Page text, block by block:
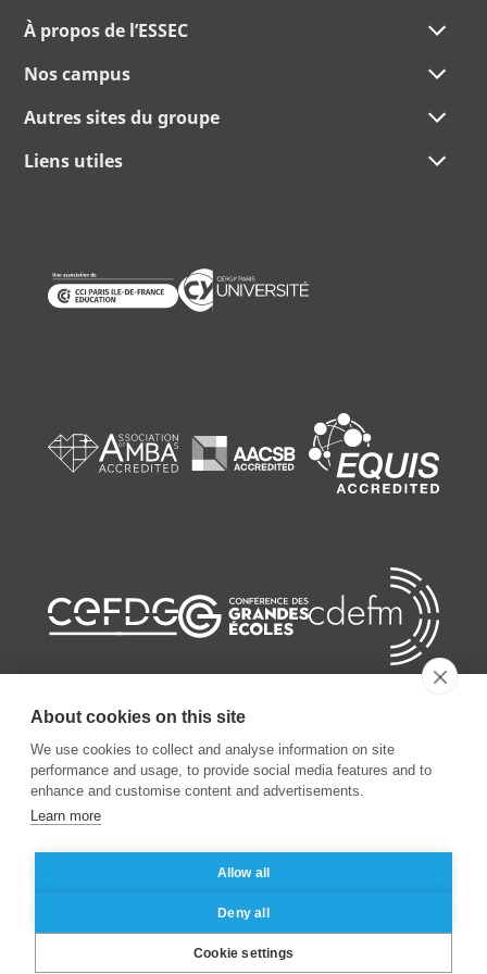
À propos de l’ESSEC
Nos campus
Autres sites du groupe
Liens utiles
©2026ESSEC Business School
Protection des données personnelles
About cookies on this site
We use cookies to collect and analyse information on site
performance and usage, to provide social media features and to
enhance and customise content and advertisements.
Learn more
Allow all
Deny all
Cookie settings